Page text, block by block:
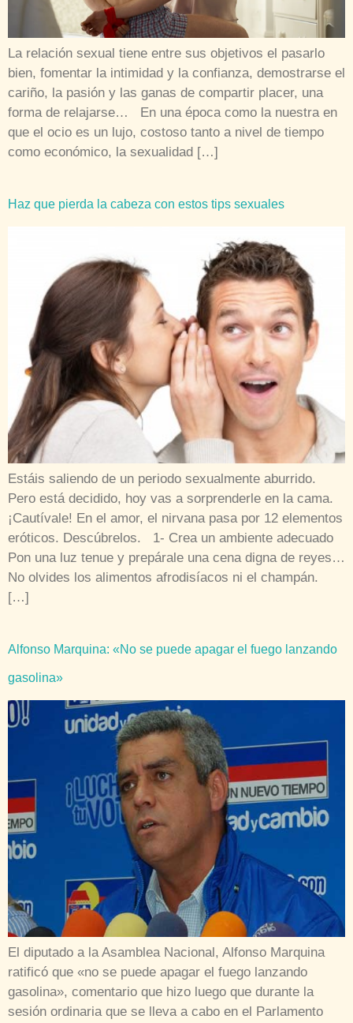
La relación sexual tiene entre sus objetivos el pasarlo
bien, fomentar la intimidad y la confianza, demostrarse el
cariño, la pasión y las ganas de compartir placer, una
forma de relajarse… En una época como la nuestra en
que el ocio es un lujo, costoso tanto a nivel de tiempo
como económico, la sexualidad […]
Haz que pierda la cabeza con estos tips sexuales
Estáis saliendo de un periodo sexualmente aburrido.
Pero está decidido, hoy vas a sorprenderle en la cama.
¡Cautívale! En el amor, el nirvana pasa por 12 elementos
eróticos. Descúbrelos. 1- Crea un ambiente adecuado
Pon una luz tenue y prepárale una cena digna de reyes…
No olvides los alimentos afrodisíacos ni el champán.
[…]
Alfonso Marquina: «No se puede apagar el fuego lanzando
gasolina»
El diputado a la Asamblea Nacional, Alfonso Marquina
ratificó que «no se puede apagar el fuego lanzando
gasolina», comentario que hizo luego que durante la
sesión ordinaria que se lleva a cabo en el Parlamento